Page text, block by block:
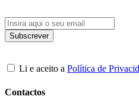
Li e aceito a Política de
Contactos